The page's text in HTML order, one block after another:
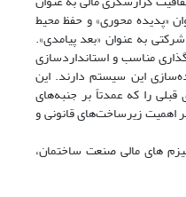
«پدیده محوری» و حفظ محیط
به عنوان «بعد پیامدی».
مناسب و استانداردسازی
این سیستم دارند. این
را که عمدتاً بر جنبه‌های
اهمیت زیرساخت‌های قانونی و
های مالی صنعت ساختمان،